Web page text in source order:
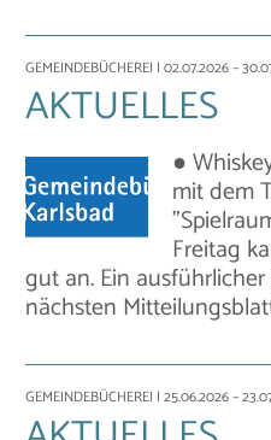
GEMEINDEBÜCHEREI | 02.07.2026 –
AKTUELLES
●
mit dem
Freitag
gut an. Ein
nächsten
GEMEINDEBÜCHEREI | 25.06.2026 –